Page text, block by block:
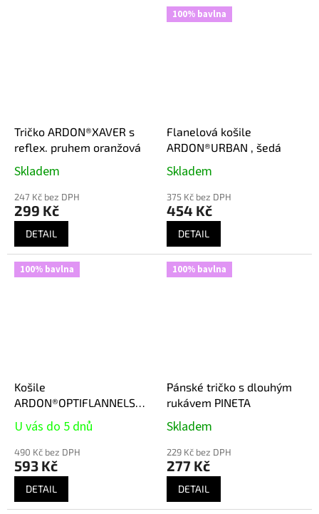
Tričko ARDON®XAVER s
reflex. pruhem oranžová
Skladem
247 Kč bez DPH
299 Kč
DETAIL
100% bavlna
Flanelová košile
ARDON®URBAN , šedá
Skladem
375 Kč bez DPH
454 Kč
DETAIL
100% bavlna
Košile
ARDON®OPTIFLANNELS
modrá
U vás do 5 dnů
490 Kč bez DPH
593 Kč
DETAIL
100% bavlna
Pánské tričko s dlouhým
rukávem PINETA
Skladem
229 Kč bez DPH
277 Kč
DETAIL